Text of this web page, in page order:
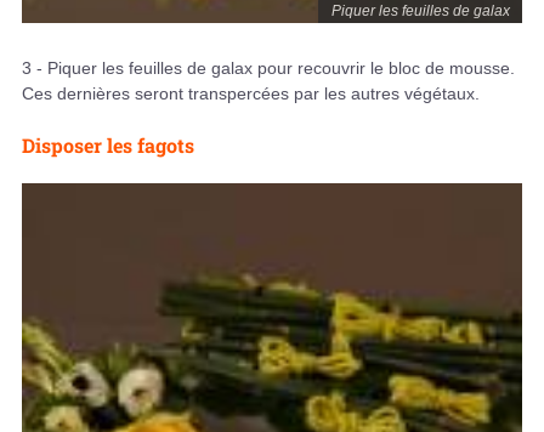
Piquer les feuilles de galax
3 - Piquer les feuilles de galax pour recouvrir le bloc de mousse.
Ces dernières seront transpercées par les autres végétaux.
Disposer les fagots